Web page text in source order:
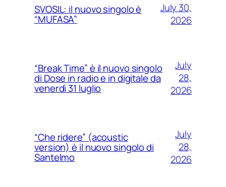
SVOSIL: il nuovo singolo è
“MUFASA”
July 30,
2026
“Break Time” è il nuovo singolo
di Dose in radio e in digitale da
venerdì 31 luglio
July
28,
2026
“Che ridere” (acoustic
version) è il nuovo singolo di
Santelmo
July
28,
2026